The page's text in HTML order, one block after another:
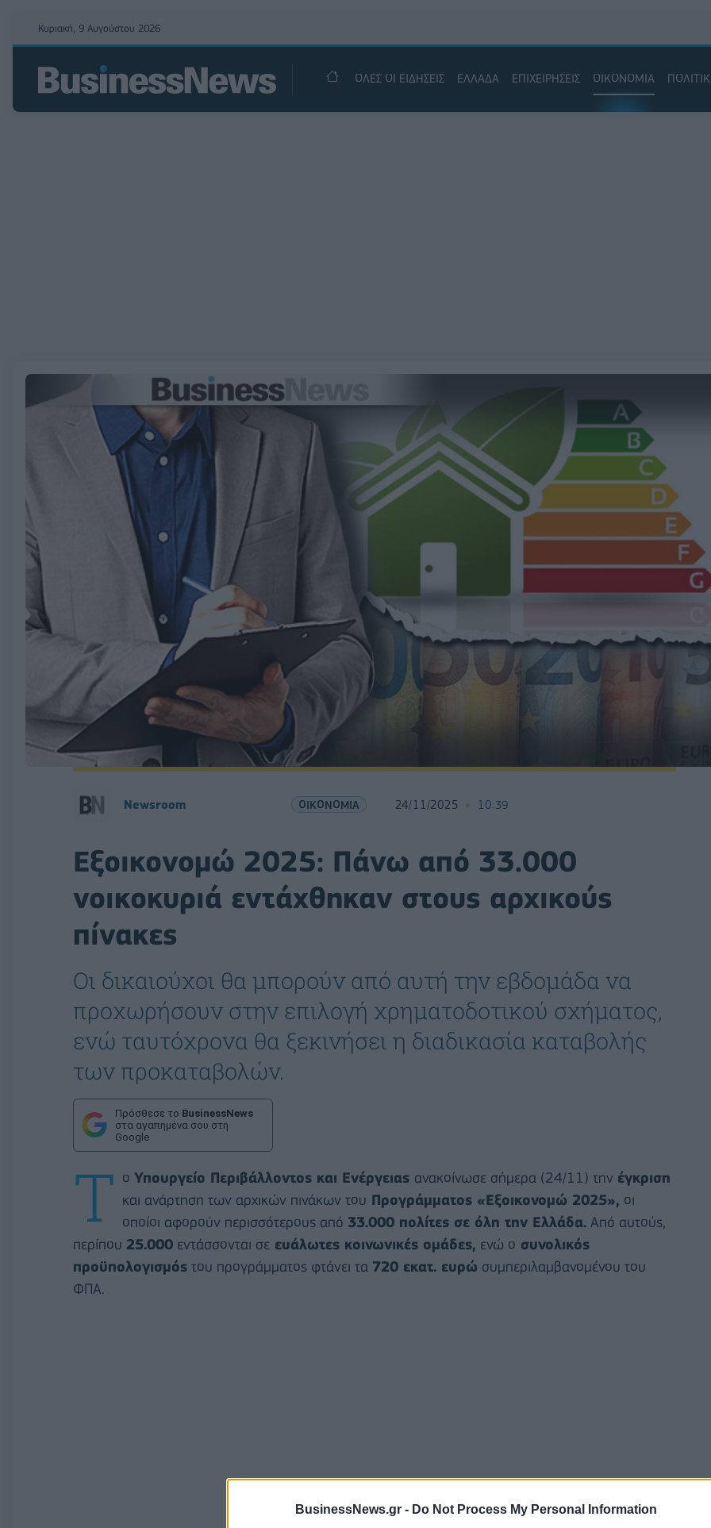
BusinessNews.gr - Do Not Process My Personal Information
Κυριακή, 9 Αυγούστου 2026
ΟΛΕΣ ΟΙ ΕΙΔΗΣΕΙΣ ΕΛΛΑΔΑ ΕΠΙΧΕΙΡΗΣΕΙΣ ΟΙΚΟΝΟΜΙΑ
Newsroom ΟΙΚΟΝΟΜΙΑ 24/11/2025 10:39
Εξοικονομώ 2025: Πάνω από 33.000
νοικοκυριά εντάχθηκαν στους αρχικούς
πίνακες
Οι δικαιούχοι θα μπορούν από αυτή την εβδομάδα να
προχωρήσουν στην επιλογή χρηματοδοτικού σχήματος,
ενώ ταυτόχρονα θα ξεκινήσει η διαδικασία καταβολής
των προκαταβολών.
Πρόσθεσε το BusinessNews
στα αγαπημένα σου στη
Google
Τ ο Υπουργείο Περιβάλλοντος και Ενέργειας ανακοίνωσε σήμερα (24/11) την έγκριση
και ανάρτηση των αρχικών πινάκων του Προγράμματος «Εξοικονομώ 2025», οι
οποίοι αφορούν περισσότερους από 33.000 πολίτες σε όλη την Ελλάδα. Από αυτούς,
περίπου 25.000 εντάσσονται σε ευάλωτες κοινωνικές ομάδες, ενώ ο συνολικός
προϋπολογισμός του προγράμματος φτάνει τα 720 εκατ. ευρώ συμπεριλαμβανομένου του
ΦΠΑ.